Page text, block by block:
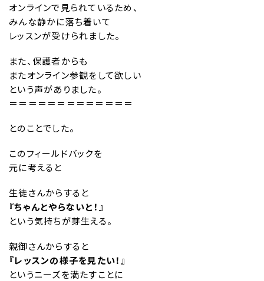
オンラインで見られているため、
みんな静かに落ち着いて
レッスンが受けられました。
また、保護者からも
またオンライン参観をして欲しい
という声がありました。
＝＝＝＝＝＝＝＝＝＝＝＝＝
とのことでした。
このフィールドバックを
元に考えると
生徒さんからすると
『ちゃんとやらないと！』
という気持ちが芽生える。
親御さんからすると
『レッスンの様子を見たい！』
というニーズを満たすことに